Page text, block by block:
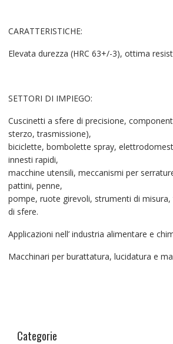
CARATTERISTICHE:
Elevata durezza (HRC 63+/-3), ottima
SETTORI DI IMPIEGO:
Cuscinetti a sfere di precisione,
sterzo, trasmissione),
biciclette, bombolette spray,
innesti rapidi,
macchine utensili, meccanismi per
pattini, penne,
pompe, ruote girevoli, strumenti di
di sfere.
Applicazioni nell’ industria alimentare e
Macchinari per burattatura, lucidatura e
Categorie